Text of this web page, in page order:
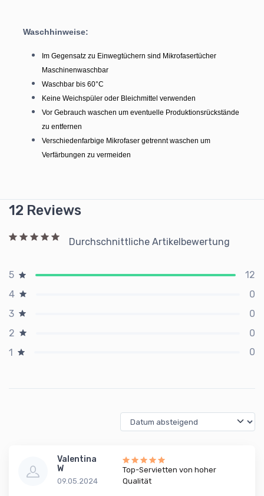
Waschhinweise:
Im Gegensatz zu Einwegtüchern sind Mikrofasertücher
Maschinenwaschbar
Waschbar bis 60°C
Keine Weichspüler oder Bleichmittel verwenden
Vor Gebrauch waschen um eventuelle Produktionsrückstände
zu entfernen
Verschiedenfarbige Mikrofaser getrennt waschen um
Verfärbungen zu vermeiden
12 Reviews
Durchschnittliche Artikelbewertung
5
12
4
0
3
0
2
0
1
0
Valentina
W
09.05.2024
Top-Servietten von hoher
Qualität